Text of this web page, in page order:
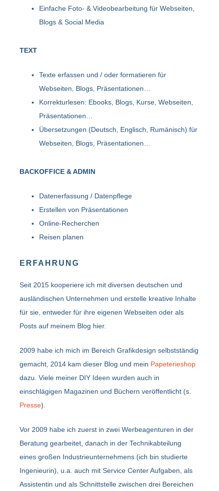
Einfache Foto- & Videobearbeitung für Webseiten,
Blogs & Social Media
TEXT
Texte erfassen und / oder formatieren für
Webseiten, Blogs, Präsentationen…
Korrekturlesen: Ebooks, Blogs, Kurse, Webseiten,
Präsentationen…
Übersetzungen (Deutsch, Englisch, Rumänisch) für
Webseiten, Blogs, Präsentationen…
BACKOFFICE & ADMIN
Datenerfassung / Datenpflege
Erstellen von Präsentationen
Online-Recherchen
Reisen planen
ERFAHRUNG
Seit 2015 kooperiere ich mit diversen deutschen und
ausländischen Unternehmen und erstelle kreative Inhalte
für sie, entweder für ihre eigenen Webseiten oder als
Posts auf meinem Blog hier.
2009 habe ich mich im Bereich Grafikdesign selbstständig
gemacht, 2014 kam dieser Blog und mein Papeterieshop
dazu. Viele meiner DIY Ideen wurden auch in
einschlägigen Magazinen und Büchern veröffentlicht (s.
Presse).
Vor 2009 habe ich zuerst in zwei Werbeagenturen in der
Beratung gearbeitet, danach in der Technikabteilung
eines großen Industrieunternehmens (ich bin studierte
Ingenieurin), u.a. auch mit Service Center Aufgaben, als
Assistentin und als Schnittstelle zwischen drei Bereichen